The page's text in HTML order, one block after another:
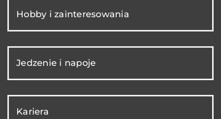
Hobby i zainteresowania
Jedzenie i napoje
Kariera